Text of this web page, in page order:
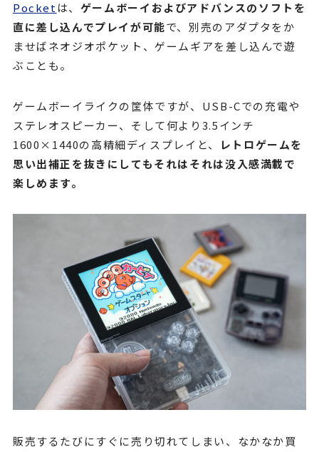
Pocketは、 ゲームボーイおよびアドバンスのソフトを
直に差し込んでプレイが可能で、別売のアダプタをか
ませばネオジオポケット、ゲームギアを差し込んで遊
ぶことも。
ゲームボーイライクの筐体ですが、USB-Cでの充電や
ステレオスピーカー、そして何より3.5インチ
1600×1440の高精細ディスプレイと、
レトロゲームを
思い出補正を抜きにしてもそれはそれは没入感満載で
楽しめます。
販売するたびにすぐに売り切れてしまい、なかなか買